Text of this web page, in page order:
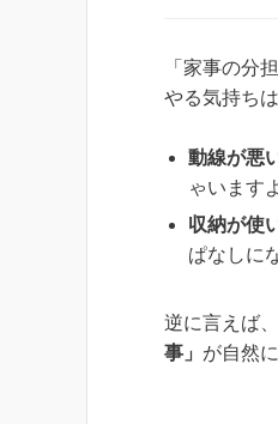
「家事の分
やる気持ち
動線が悪
ゃいます
収納が使
ぱなしに
逆に言えば、
事」 が自然